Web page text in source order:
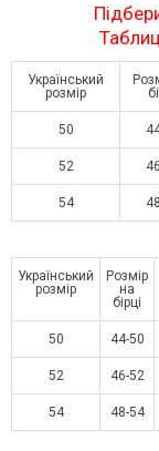
Український
розмір
50
52
54
Український
розмір
Розмір
на
бірці
50 44-50
52 46-52
54 48-54